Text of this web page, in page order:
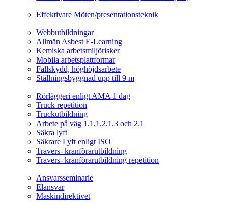
Effektivare Möten/presentationsteknik
Webbutbildningar
Allmän Asbest E-Learning
Kemiska arbetsmiljörisker
Mobila arbetsplattformar
Fallskydd, höghöjdsarbete
Ställningsbyggnad upp till 9 m
Rörläggeri enligt AMA 1 dag
Truck repetition
Truckutbildning
Arbete på väg 1.1,1.2,1.3 och 2.1
Säkra lyft
Säkrare Lyft enligt ISO
Travers- kranförarutbildning
Travers- kranförarutbildning repetition
Ansvarsseminarie
Elansvar
Maskindirektivet